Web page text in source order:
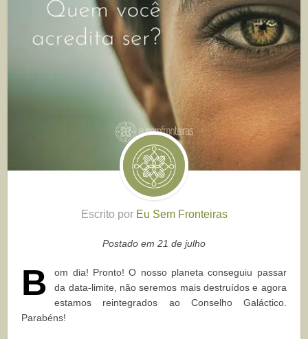
Escrito por Eu Sem Fronteiras
Postado em 21 de julho
B
om dia! Pronto! O nosso planeta conseguiu passar
da data-limite, não seremos mais destruídos e agora
estamos reintegrados ao Conselho Galáctico.
Parabéns!